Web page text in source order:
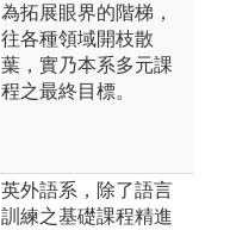
為拓展眼界的階梯，
往各種領域開枝散
葉，實乃本系多元課
程之最終目標。
英外語系，除了語言
訓練之基礎課程精進